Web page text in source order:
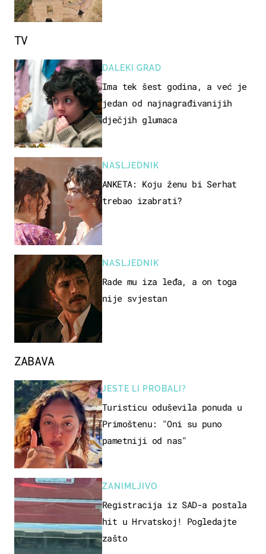
ZABAVA
JESTE LI PROBALI?
Turisticu oduševila ponuda u
Primoštenu: "Oni su puno
pametniji od nas"
ZANIMLJIVO
Registracija iz SAD-a postala
hit u Hrvatskoj! Pogledajte
zašto
TV
DALEKI GRAD
Ima tek šest godina, a već je
jedan od najnagrađivanijih
dječjih glumaca
NASLJEDNIK
ANKETA: Koju ženu bi Serhat
trebao izabrati?
NASLJEDNIK
Rade mu iza leđa, a on toga
nije svjestan